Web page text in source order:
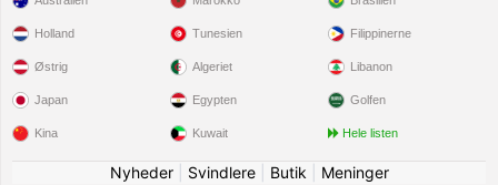
Holland
Østrig
Japan
Kina
Tunesien
Algeriet
Egypten
Kuwait
Filippinerne
Libanon
Golfen
Hele listen
Nyheder| Svindlere| Butik
Meninger